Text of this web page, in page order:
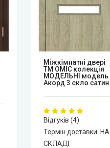
Mіжкімнатні двері
ТМ ОМІС колекція
МОДЕЛЬНІ модель
Акорд 3 скло сатин
Відгуків (4)
Термін доставки: НА
СКЛАДІ